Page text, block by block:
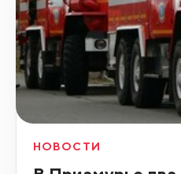
НОВОСТИ